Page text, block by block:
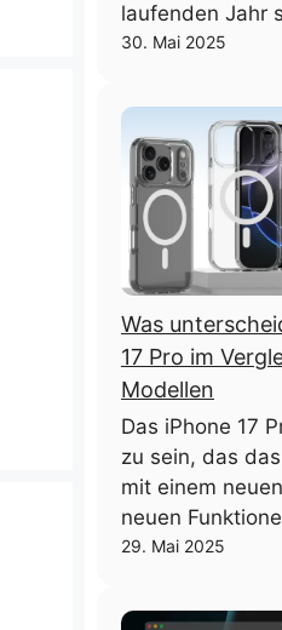
laufenden Jahr
30. Mai 2025
Was
17 Pro im
Modellen
Das iPhone 17
zu sein, das
mit einem
neuen
29. Mai 2025